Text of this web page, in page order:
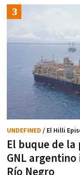
El buque de
GNL
UNDEFINED / El Hilli